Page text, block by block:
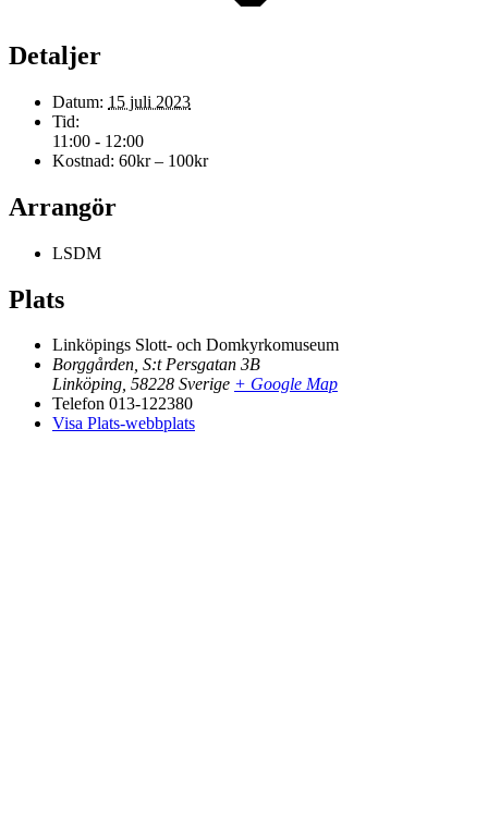
Detaljer
Datum: 15 juli 2023
Tid:
11:00 - 12:00
Kostnad: 60kr – 100kr
Arrangör
LSDM
Plats
Linköpings Slott- och Domkyrkomuseum
Borggården, S:t Persgatan 3B
Linköping, 58228 Sverige + Google Map
Telefon 013-122380
Visa Plats-webbplats